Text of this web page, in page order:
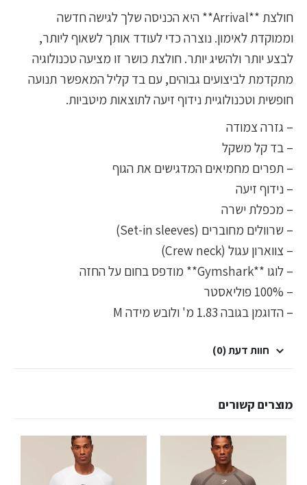
חולצת **Arrival** היא הכניסה שלך לגישה חדשה
וממוקדת לאימון. נוצרה כדי לעודד אותך לשאוף ליותר,
לבצע יותר ולהשיג יותר. חולצת כושר זו מציעה טכנולוגיה
מתקדמת לביצועים גבוהים, עם בד קליל המאפשר תנועה
חופשית וטכנולוגיית נידוף זיעה לתוצאות מיטביות.
– גזרה צמודה
– בד קל משקל
– תפרים מחמיאים המדגישים את הגוף
– נידוף זיעה
– מכפלת ישרה
– שרוולים מחוברים (Set-in sleeves)
– צווארון עגול (Crew neck)
– לוגו **Gymshark** מודפס בחום על החזה
– 100% פוליאסטר
– הדוגמן בגובה 1.83 מ' ולובש מידה M
חוות דעת (0)
מוצרים קשורים